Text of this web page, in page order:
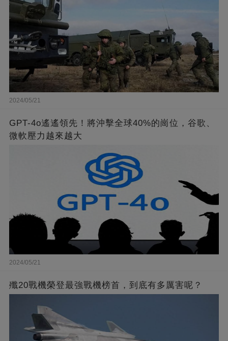
2024/05/21
GPT-4o遙遙領先！將沖擊全球40%的崗位，谷歌、
微軟壓力越來越大
2024/05/21
殲20戰機榮登最強戰機榜首，到底有多厲害呢？